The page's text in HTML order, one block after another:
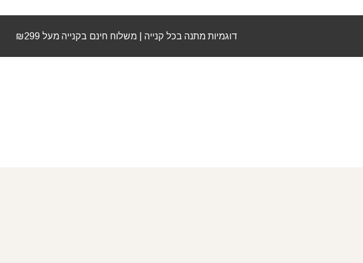
דוגמיות מתנה בכל קנייה | משלוח חינם בקנייה מעל ₪299